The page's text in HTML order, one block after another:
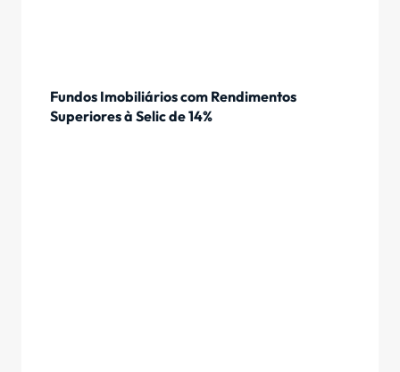
Fundos Imobiliários com Rendimentos
Superiores à Selic de 14%